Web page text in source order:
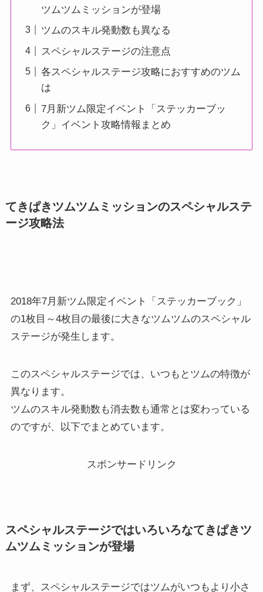
ツムツムミッションが登場
ツムのスキル発動数も異なる
スペシャルステージの注意点
各スペシャルステージ攻略におすすめのツム
は
7月新ツム限定イベント「ステッカーブッ
ク」イベント攻略情報まとめ
てきぱきツムツムミッションのスペシャルステ
ージ攻略法
2018年7月新ツム限定イベント「ステッカーブック」
の1枚目～4枚目の最後に大きなツムツムのスペシャル
ステージが発生します。
このスペシャルステージでは、いつもとツムの特徴が
異なります。
ツムのスキル発動数も消去数も通常とは変わっている
のですが、以下でまとめています。
スポンサードリンク
スペシャルステージではいろいろなてきぱきツ
ムツムミッションが登場
まず、スペシャルステージではツムがいつもより小さ